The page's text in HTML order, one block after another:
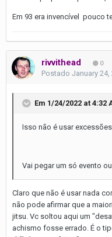
Em 93 era invencível pouco
rivvithead 0
Postado January 24,
Em 1/24/2022 at 4:32
Isso não é usar
Vai pegar um só evento
Claro que não é usar nada
não pode afirmar que a
jitsu. Vc soltou aqui um
achismo fosse errado. É o